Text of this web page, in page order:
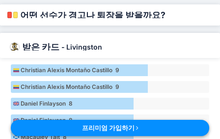
어떤 선수가 경고나 퇴장을 받을까요?
받은 카드 - Livingston
Christian Alexis Montaño Castillo 9
Christian Alexis Montaño Castillo 9
Daniel Finlayson 8
Daniel Finlayson 8
Macauley Tait 8
프리미엄 가입하기